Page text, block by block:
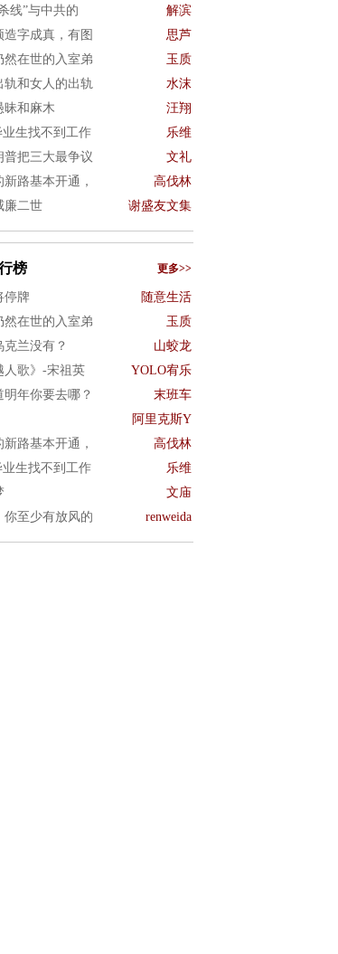
线”与中共的 解滨
造字成真，有图 思芦
然在世的入室弟 玉质
轨和女人的出轨 水沫
昧和麻木 汪翔
业生找不到工作 乐维
普把三大最争议 文礼
路基本开通， 高伐林
廉二世 谢盛友文集
榜 更多>>
停牌 随意生活
然在世的入室弟 玉质
克兰没有？ 山蛟龙
人歌》-宋祖英 YOLO宥乐
年你要去哪？ 末班车
阿里克斯Y
路基本开通， 高伐林
业生找不到工作 乐维
文庙
你至少有放风的 renweida